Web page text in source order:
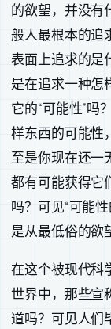
的欲望，并没有
般人最根本的追
表面上追求的是
是在追求一种怎
它的“可能性”吗
样东西的可能性
至是你现在还一
都有可能获得它
吗？可见“可能
是从最低俗的欲
在这个被现代科
世界中，那些宣
道吗？可见人们